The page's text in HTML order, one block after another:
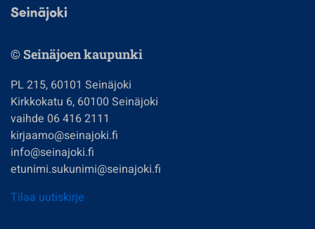
© Seinäjoen kaupunki
PL 215, 60101 Seinäjoki
Kirkkokatu 6, 60100 Seinäjoki
vaihde 06 416 2111
kirjaamo@seinajoki.fi
info@seinajoki.fi
etunimi.sukunimi@seinajoki.fi
Tilaa uutiskirje